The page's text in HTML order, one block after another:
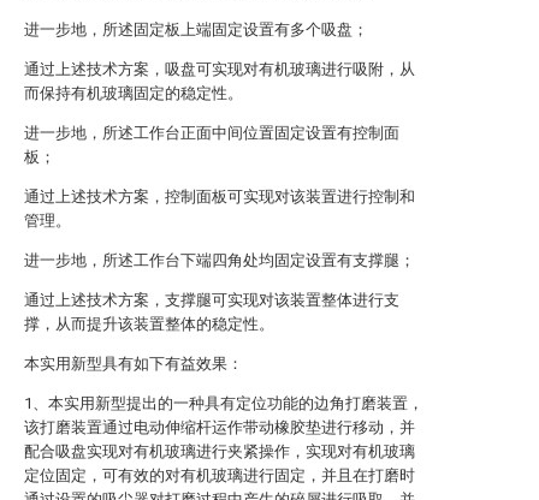
进一步地，所述固定板上端固定设置有多个吸盘；
通过上述技术方案，吸盘可实现对有机玻璃进行吸附，从
而保持有机玻璃固定的稳定性。
进一步地，所述工作台正面中间位置固定设置有控制面
板；
通过上述技术方案，控制面板可实现对该装置进行控制和
管理。
进一步地，所述工作台下端四角处均固定设置有支撑腿；
通过上述技术方案，支撑腿可实现对该装置整体进行支
撑，从而提升该装置整体的稳定性。
本实用新型具有如下有益效果：
1、本实用新型提出的一种具有定位功能的边角打磨装置，
该打磨装置通过电动伸缩杆运作带动橡胶垫进行移动，并
配合吸盘实现对有机玻璃进行夹紧操作，实现对有机玻璃
定位固定，可有效的对有机玻璃进行固定，并且在打磨时